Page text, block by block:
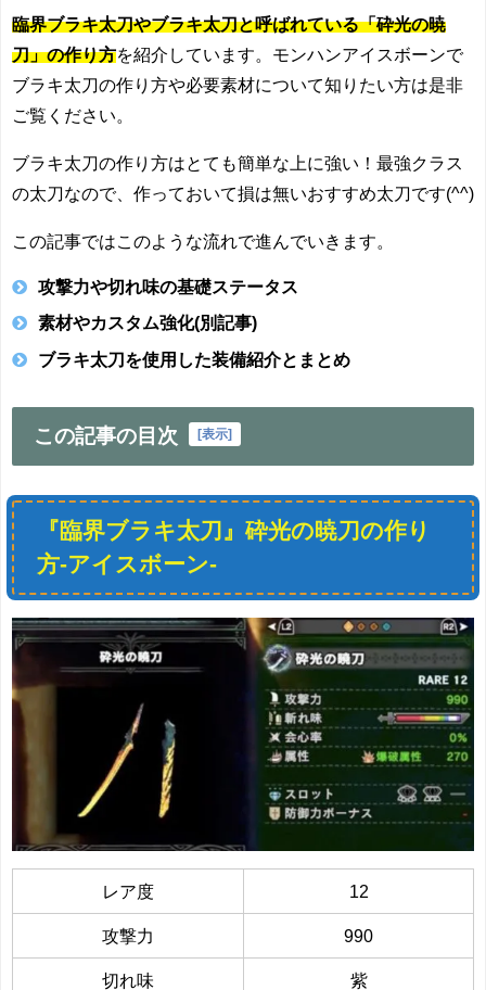
臨界ブラキ太刀やブラキ太刀と呼ばれている「砕光の暁
刀」の作り方を紹介しています。モンハンアイスボーンで
ブラキ太刀の作り方や必要素材について知りたい方は是非
ご覧ください。
ブラキ太刀の作り方はとても簡単な上に強い！最強クラス
の太刀なので、作っておいて損は無いおすすめ太刀です(^^)
この記事ではこのような流れで進んでいきます。
攻撃力や切れ味の基礎ステータス
素材やカスタム強化(別記事)
ブラキ太刀を使用した装備紹介とまとめ
この記事の目次 [表示]
『臨界ブラキ太刀』砕光の暁刀の作り
方-アイスボーン-
レア度 12
攻撃力 990
切れ味 紫